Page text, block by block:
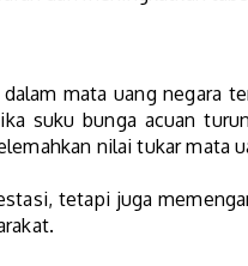
mata uang negara
suku bunga acuan
nilai tukar mata
tetapi juga